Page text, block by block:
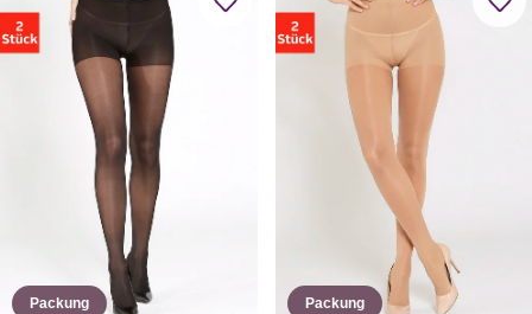
Packung Packung